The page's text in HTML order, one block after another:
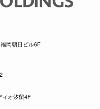
岡朝日ビル6F
ィオ汐留4F